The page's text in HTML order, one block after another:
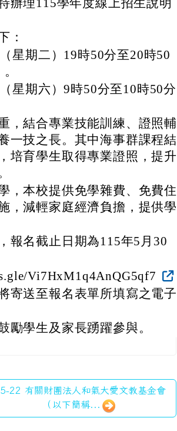
辦理115學年度線上招生說明
：
星期二）19時50分至20時50
星期六）9時50分至10時50分
，結合專業技能訓練、證照輔
一技之長。其中海事群課程結
培育學生取得專業證照，提升
，本校提供免學雜費、免費住
，減輕家庭經濟負擔，提供學
報名截止日期為115年5月30
Vi7HxM1q4AnQG5qf7
寄送至報名表單所填寫之電子
勵學生及家長踴躍參與。
22 有關財團法人和氣大愛文教基金會
（以下簡稱...